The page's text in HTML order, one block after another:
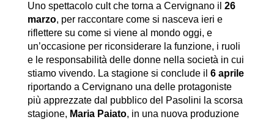
Uno spettacolo cult che torna a Cervignano il 26
marzo, per raccontare come si nasceva ieri e
riflettere su come si viene al mondo oggi, e
un’occasione per riconsiderare la funzione, i ruoli
e le responsabilità delle donne nella società in cui
stiamo vivendo. La stagione si conclude il 6 aprile
riportando a Cervignano una delle protagoniste
più apprezzate dal pubblico del Pasolini la scorsa
stagione, Maria Paiato, in una nuova produzione